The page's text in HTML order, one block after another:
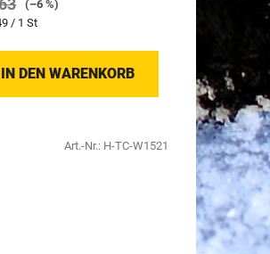
(–6 %)
/ 1 St
IN DEN WARENKORB
Art.-Nr.: H-TC-W1521